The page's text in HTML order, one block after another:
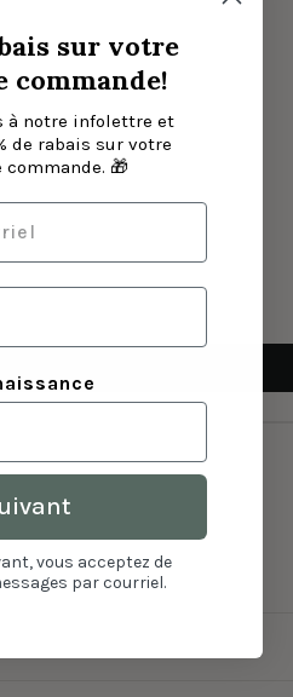
sur votre
commande!
à notre infolettre et
de rabais sur votre
commande. 🎁
vous acceptez de
par courriel.